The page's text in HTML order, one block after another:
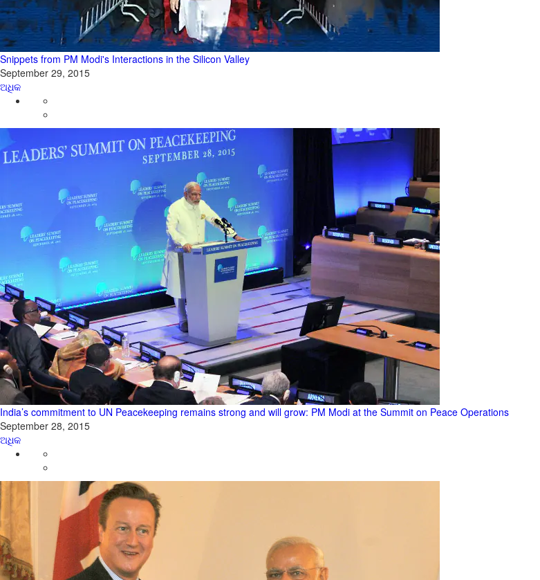
Snippets from PM Modi's Interactions in the Silicon Valley
September 29, 2015
ଅଧିକ
India’s commitment to UN Peacekeeping remains strong and will grow: PM Modi at the Summit on Peace Operations
September 28, 2015
ଅଧିକ